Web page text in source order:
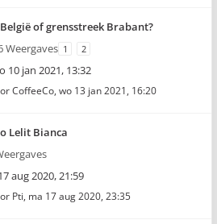
of grensstreek Brabant?
Weergaves 1 2
10 jan 2021, 13:32
CoffeeCo, wo 13 jan 2021, 16:20
Lelit Bianca
aug 2020, 21:59
Pti, ma 17 aug 2020, 23:35